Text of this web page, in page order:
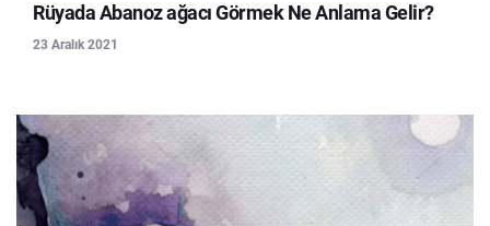
Rüyada Abanoz ağacı Görmek Ne Anlama Gelir?
23 Aralık 2021